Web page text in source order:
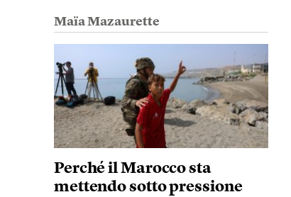
Maïa Mazaurette
Perché il Marocco sta
mettendo sotto pressione